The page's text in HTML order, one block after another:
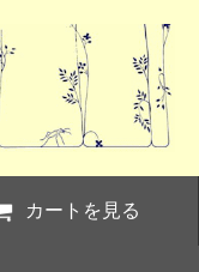
カートを見る